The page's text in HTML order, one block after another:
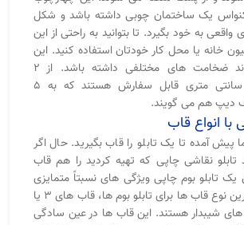
یک ساختمان چوبی داشته باشد و شکل
واقعی به خود بگیرد. تا بتوانید به راحتی از این
خانه یا محل کار خودتان استفاده کنید. این
کلاف ها می تواند ضخامت های مختلفی داشته باشد. از 2
سانتیمتری تا 5 سانتی متری قابل سفارش هستند که به 5
دیپ هم می گویند.
با انواع قاب
پیش آمده تا یک تابلو را قاب بگیرید. حال اگر
تابلو نقاشی چاپی که تهیه کردید را هم قاب
یک تابلو بوم چاپی ویژگی های نسبتاً متمایزی
دارد. یکی از رایج ترین نوع قاب ها برای تابلو بوم ها، قاب های 3 یا
های شیبدار هستند. این قاب ها در عین سادگی